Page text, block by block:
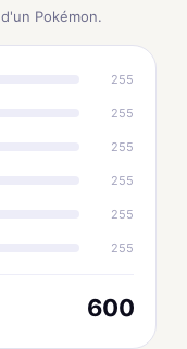
Pokémon.
255
255
255
255
255
255
600